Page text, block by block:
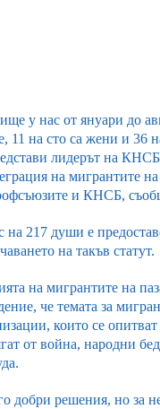
у нас от януари до
11 на сто са жени и 36
лидерът на
на мигрантите на
и КНСБ,
217 души е
на такъв статут.
на мигрантите на
че темата за
които се
от война, народни
добри решения, но за